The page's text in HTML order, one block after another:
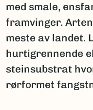
med smale,
framvinger.
meste av landet.
hurtigrennende
steinsubstrat
rørformet